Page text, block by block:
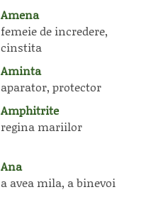
Amena
femeie de incredere,
cinstita
Aminta
aparator, protector
Amphitrite
regina mariilor
Ana
a avea mila, a binevoi